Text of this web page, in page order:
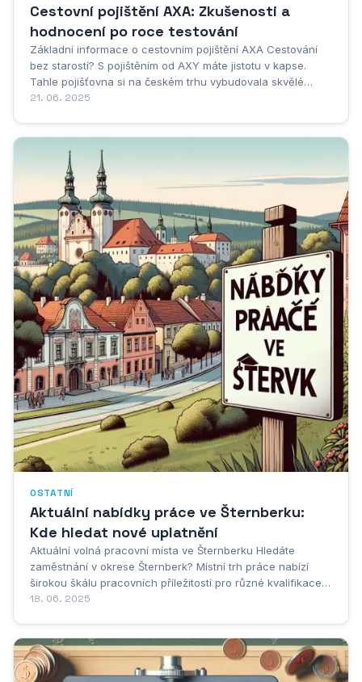
Cestovní pojištění AXA: Zkušenosti a
hodnocení po roce testování
Základní informace o cestovním pojištění AXA Cestování
bez starostí? S pojištěním od AXY máte jistotu v kapse.
Tahle pojišťovna si na českém trhu vybudovala skvělé
jméno a není divu - vždyť kdo by nechtěl na dovolené
21. 06. 2025
OSTATNÍ
Aktuální nabídky práce ve Šternberku:
Kde hledat nové uplatnění
Aktuální volná pracovní místa ve Šternberku Hledáte
zaměstnání v okrese Šternberk? Místní trh práce nabízí
širokou škálu pracovních příležitostí pro různé kvalifikace a
odvětví. Mezi nejžádanější pozice ve Šternberku aktuálně
18. 06. 2025